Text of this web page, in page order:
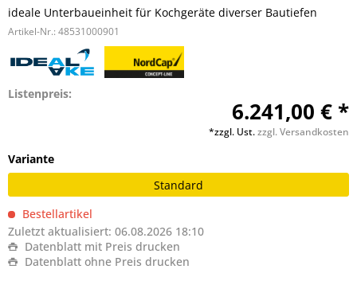
ideale Unterbaueinheit für Kochgeräte diverser Bautiefen
Artikel-Nr.: 48531000901
Listenpreis:
6.241,00 € *
*zzgl. Ust.zzgl. Versandkosten
Variante
Standard
Bestellartikel
Zuletzt aktualisiert: 06.08.2026 18:10
Datenblatt mit Preis drucken
Datenblatt ohne Preis drucken